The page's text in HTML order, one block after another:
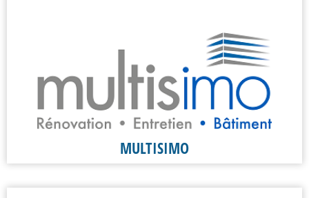
MULTISIMO